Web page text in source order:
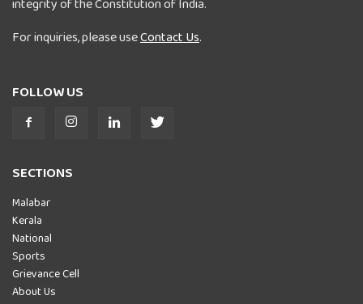
For inquiries, please useContact Us.
FOLLOW US
SECTIONS
Malabar
Kerala
National
Sports
Grievance Cell
About Us